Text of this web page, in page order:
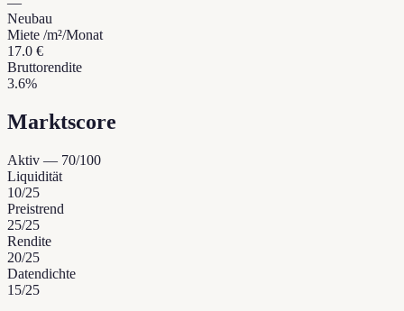
Neubau
Miete /m²/Monat
17.0 €
Bruttorendite
3.6%
Marktscore
Aktiv — 70/100
Liquidität
10/25
Preistrend
25/25
Rendite
20/25
Datendichte
15/25